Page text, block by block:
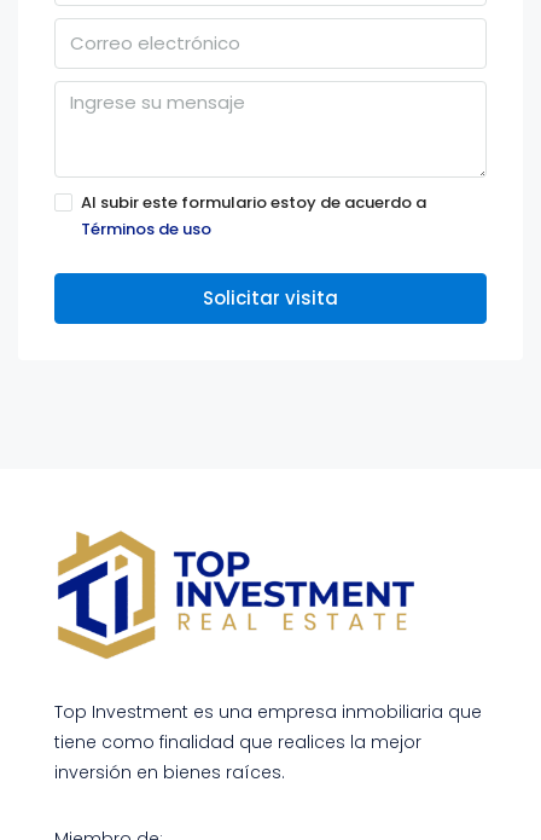
Al subir este formulario estoy de acuerdo a
Términos de uso
Solicitar visita
Top Investment es una empresa inmobiliaria que
tiene como finalidad que realices la mejor
inversión en bienes raíces.